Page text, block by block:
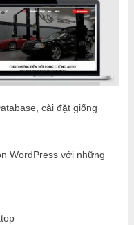
cài đặt giống
WordPress với những